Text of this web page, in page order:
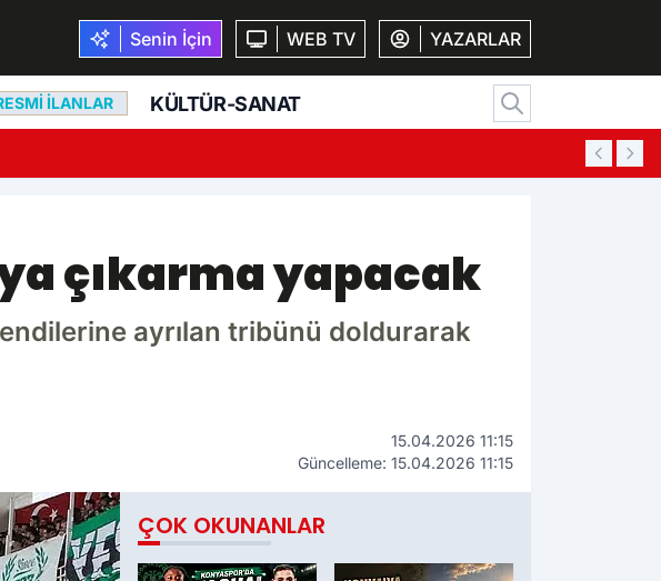
Senin İçin WEB TV YAZARLAR
İLANLAR KÜLTÜR-SANAT
15:27
çıkarma yapacak
ayrılan tribünü doldurarak
15.04.2026 11:15
Güncelleme: 15.04.2026 11:15
ÇOK OKUNANLAR